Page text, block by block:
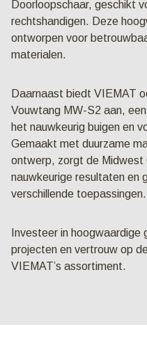
Doorloopschaar, geschikt
rechtshandigen. Deze
ontworpen voor
materialen.
Daarnaast biedt VIEMAT
Vouwtang MW-S2 aan,
het nauwkeurig buigen en
Gemaakt met duurzame
ontwerp, zorgt de Midwest
nauwkeurige resultaten en
verschillende toepassingen.
Investeer in hoogwaardige
projecten en vertrouw op
VIEMAT’s assortiment.